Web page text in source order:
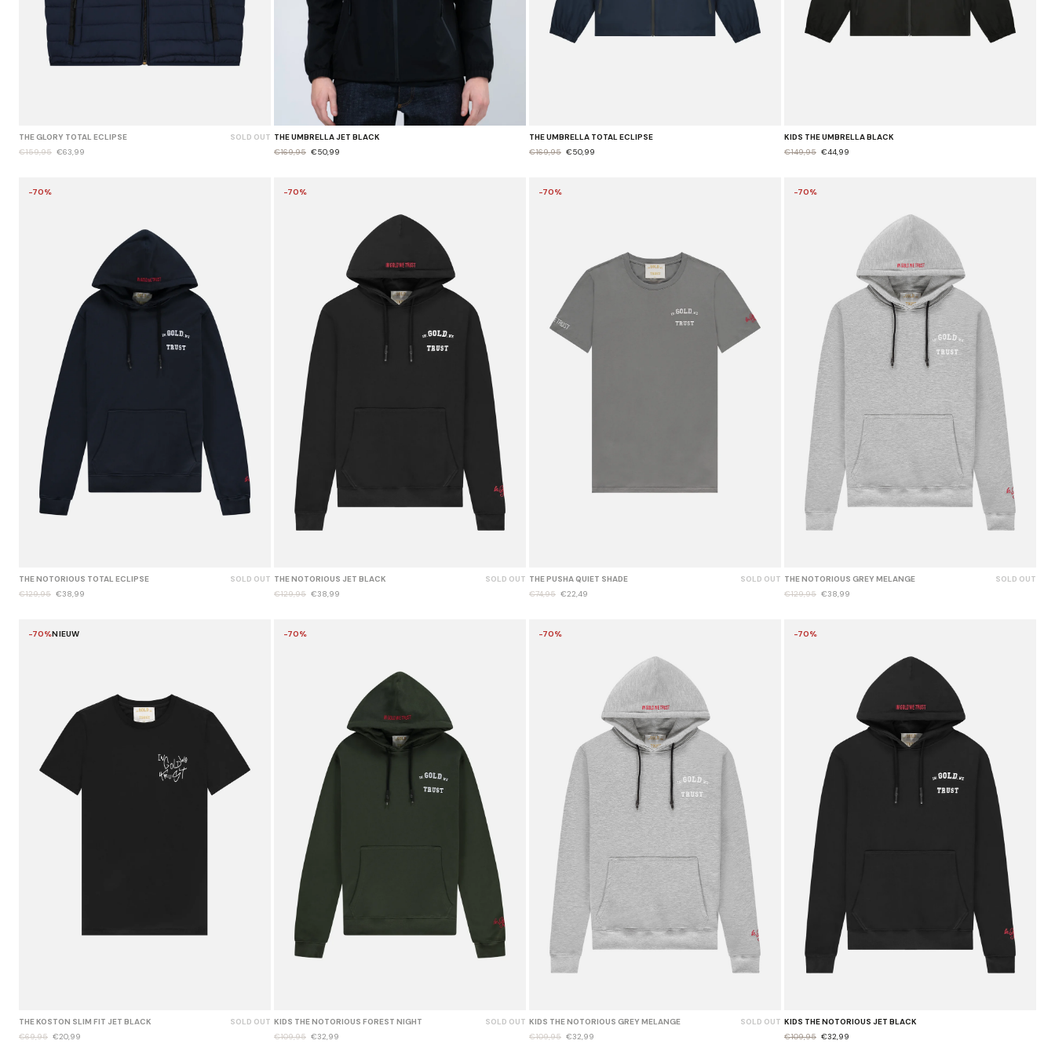
THE GLORY TOTAL ECLIPSE
SOLD OUT
€159,95 €63,99
THE UMBRELLA JET BLACK
€169,95 €50,99
THE UMBRELLA TOTAL ECLIPSE
€169,95 €50,99
KIDS THE UMBRELLA BLACK
€149,95 €44,99
-70%
THE NOTORIOUS TOTAL ECLIPSE
SOLD OUT
€129,95 €38,99
-70%
THE NOTORIOUS JET BLACK
SOLD OUT
€129,95 €38,99
-70%
THE PUSHA QUIET SHADE
SOLD OUT
€74,95 €22,49
-70%
THE NOTORIOUS GREY MELANGE
SOLD OUT
€129,95 €38,99
-70%NIEUW
THE KOSTON SLIM FIT JET BLACK
SOLD OUT
€69,95 €20,99
-70%
KIDS THE NOTORIOUS FOREST NIGHT
SOLD OUT
€109,95 €32,99
-70%
KIDS THE NOTORIOUS GREY MELANGE
SOLD OUT
€109,95 €32,99
-70%
KIDS THE NOTORIOUS JET BLACK
€109,95 €32,99